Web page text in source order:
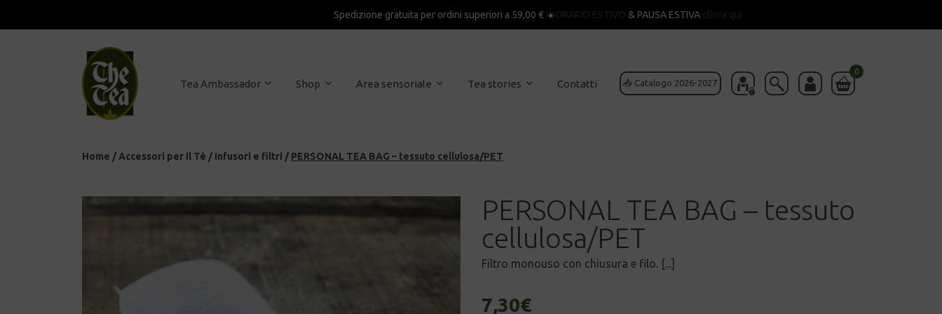
Spedizione gratuita per ordini superiori a 59,00 € ☀️ORARIO ESTIVO & PAUSA ESTIVA clicca qui
📥 Catalogo 2026-2027
0
Tea Ambassador Shop Area sensoriale Tea stories Contatti
Home / Accessori per il Tè / Infusori e filtri / PERSONAL TEA BAG – tessuto cellulosa/PET
PERSONAL TEA BAG – tessuto
cellulosa/PET
Filtro monouso con chiusura e filo. [...]
7,30€